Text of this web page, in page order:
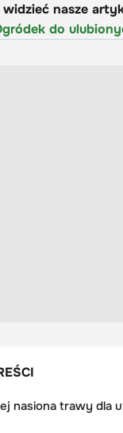
widzieć nasze
do
nasiona trawy dla